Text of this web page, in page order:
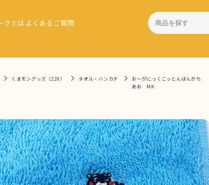
クとは よくあるご質問
くまモングッズ（229） タオル・ハンカチ
おーがにっくこっとんはんかち
あお MK